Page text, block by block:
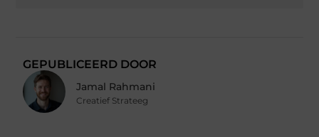
GEPUBLICEERD DOOR
Jamal Rahmani
Creatief Strateeg